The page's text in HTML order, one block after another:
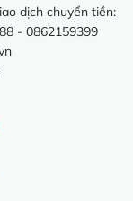
dịch chuyển tiền:
- 0862159399